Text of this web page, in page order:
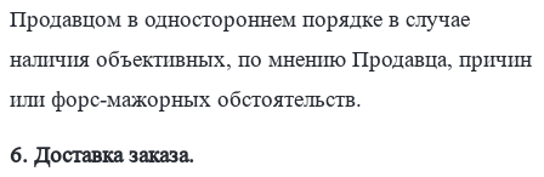
Продавцом в одностороннем порядке в случае
наличия объективных, по мнению Продавца, причин
или форс-мажорных обстоятельств.
6. Доставка заказа.